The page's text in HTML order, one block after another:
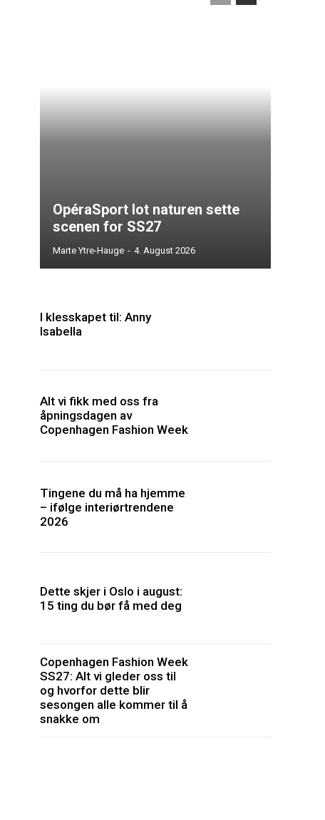
OpéraSport lot naturen sette
scenen for SS27
Marte Ytre-Hauge - 4. August 2026
I klesskapet til: Anny
Isabella
Alt vi fikk med oss fra
åpningsdagen av
Copenhagen Fashion Week
Tingene du må ha hjemme
– ifølge interiørtrendene
2026
Dette skjer i Oslo i august:
15 ting du bør få med deg
Copenhagen Fashion Week
SS27: Alt vi gleder oss til
og hvorfor dette blir
sesongen alle kommer til å
snakke om